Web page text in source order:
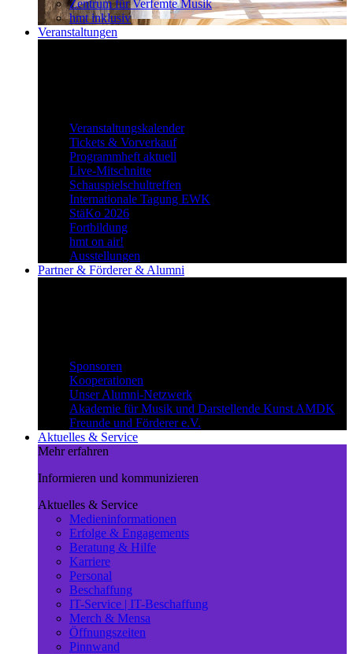
Zentrum für Verfemte Musik
hmt inklusiv
Veranstaltungen
Veranstaltungskalender
Tickets & Vorverkauf
Programmheft aktuell
Live-Mitschnitte
Schauspielschultreffen
Internationale Tagung EWK
StäKo 2026
Fortbildung
hmt on air!
Ausstellungen
Partner & Förderer & Alumni
Sponsoren
Kooperationen
Unser Alumni-Netzwerk
Akademie für Musik und Darstellende Kunst AMDK
Freunde und Förderer e.V.
Aktuelles & Service
Mehr erfahren
Informieren und kommunizieren
Aktuelles & Service
Medieninformationen
Erfolge & Engagements
Beratung & Hilfe
Karriere
Personal
Beschaffung
IT-Service | IT-Beschaffung
Merch & Mensa
Öffnungszeiten
Pinnwand